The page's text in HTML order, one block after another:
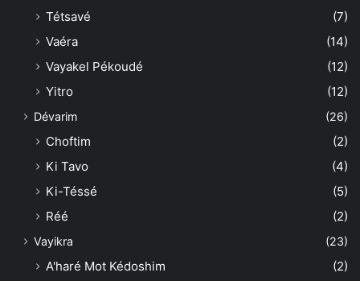
Tétsavé
(7)
Vaéra
(14)
Vayakel Pékoudé
(12)
Yitro
(12)
Dévarim (26)
Choftim
(2)
Ki Tavo
(4)
Ki-Téssé
(5)
Réé
(2)
Vayikra (23)
A'haré Mot Kédoshim
(2)